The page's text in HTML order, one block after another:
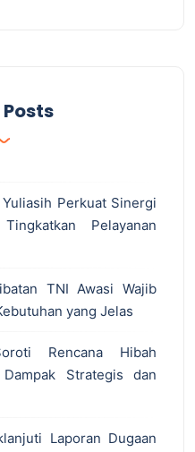
Perkuat Sinergi
Pelayanan
TNI Awasi Wajib
yang Jelas
Rencana Hibah
Strategis dan
Laporan Dugaan